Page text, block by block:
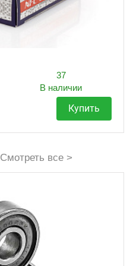
37
В наличии
Купить
Смотреть все >